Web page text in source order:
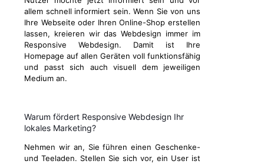
allem schnell informiert sein. Wenn Sie von uns
Ihre Webseite oder Ihren Online-Shop erstellen
lassen, kreieren wir das Webdesign immer im
Responsive Webdesign. Damit ist Ihre
Homepage auf allen Geräten voll funktionsfähig
und passt sich auch visuell dem jeweiligen
Medium an.
Warum fördert Responsive Webdesign Ihr
lokales Marketing?
Nehmen wir an, Sie führen einen Geschenke-
und Teeladen. Stellen Sie sich vor, ein User ist